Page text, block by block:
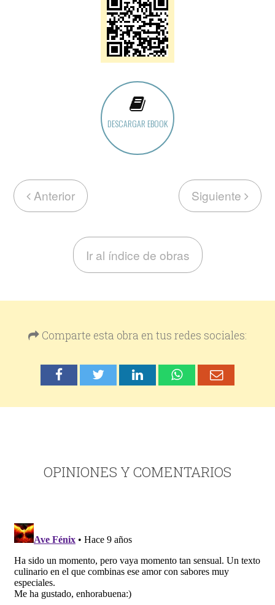
DESCARGAR EBOOK
Anterior Siguiente
Ir al índice de obras
Comparte esta obra en tus redes sociales:
OPINIONES Y COMENTARIOS